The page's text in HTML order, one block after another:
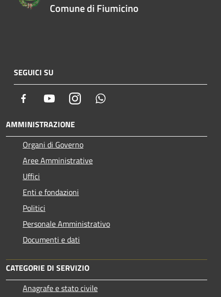
Comune di Fiumicino
SEGUICI SU
Facebook YoutubeInstagram
AMMINISTRAZIONE
Organi di Governo
Aree Amministrative
Uffici
Enti e fondazioni
Politici
Personale Amministrativo
Documenti e dati
CATEGORIE DI SERVIZIO
Anagrafe e stato civile